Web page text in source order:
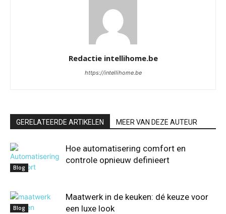
Redactie intellihome.be
https://intellihome.be
GERELATEERDE ARTIKELEN MEER VAN DEZE AUTEUR
Blog
Hoe automatisering comfort en
controle opnieuw definieert
Blog
Maatwerk in de keuken: dé keuze voor
een luxe look